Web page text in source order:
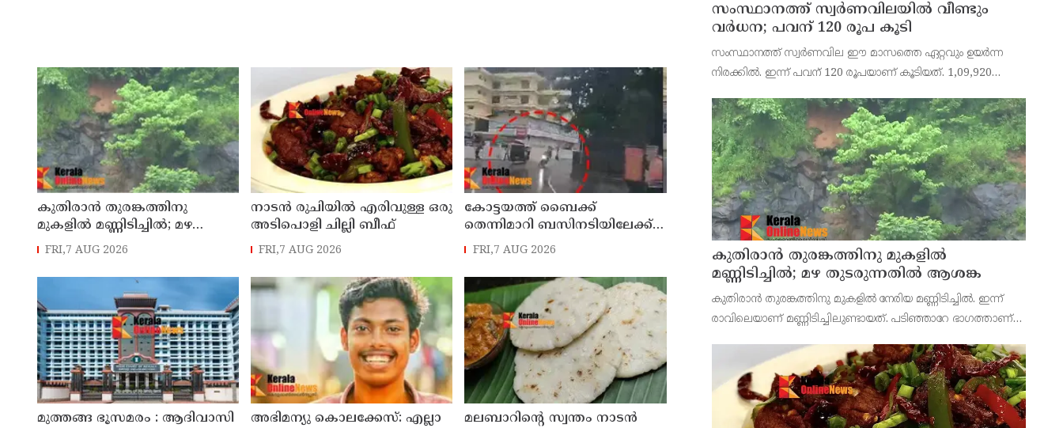
കുതിരാന്‍ തുരങ്കത്തിനു
മുകളില്‍ മണ്ണിടിച്ചില്‍; മഴ
തുടരുന്നതിൽ ആശങ്ക
FRI,7 AUG 2026
നാടൻ രുചിയിൽ എരിവുള്ള ഒരു
അടിപൊളി ചില്ലി ബീഫ്
FRI,7 AUG 2026
കോട്ടയത്ത്‌ ബൈക്ക്
തെന്നിമാറി ബസിനടിയിലേക്ക്
മറിഞ്ഞു; യുവതിക്ക്
FRI,7 AUG 2026
മുത്തങ്ങ ഭൂസമരം : ആദിവാസി
അഭിമന്യു കൊലക്കേസ്: എല്ലാ
മലബാറിന്റെ സ്വന്തം നാടൻ
സംസ്ഥാനത്ത് സ്വര്‍ണവിലയില്‍ വീണ്ടും
വര്‍ധന; പവന് 120 രൂപ കൂടി
സംസ്ഥാനത്ത് സ്വര്‍ണവില ഈ മാസത്തെ ഏറ്റവും ഉയര്‍ന്ന
നിരക്കില്‍. ഇന്ന് പവന് 120 രൂപയാണ് കൂടിയത്. 1,09,920
ആനുപാതികമായി 15 രൂപയാണ് കൂടിയത്. 13,740 രൂപയാണ്
കുതിരാന്‍ തുരങ്കത്തിനു മുകളില്‍
മണ്ണിടിച്ചില്‍; മഴ തുടരുന്നതിൽ ആശങ്ക
കുതിരാന്‍ തുരങ്കത്തിനു മുകളില്‍ നേരിയ മണ്ണിടിച്ചില്‍. ഇന്ന്
രാവിലെയാണ് മണ്ണിടിച്ചിലുണ്ടായത്. പടിഞ്ഞാറേ ഭാഗത്താണ്
പ്രധാന പാതയാണ് കുതിരാന്‍